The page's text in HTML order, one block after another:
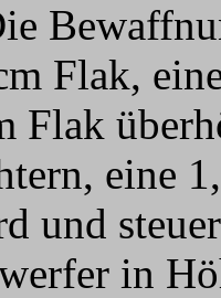
Flak,
Flak
eine
und
in